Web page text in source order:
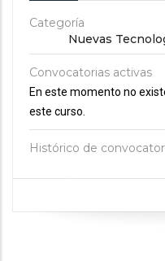
Categoría
Nuevas
Convocatorias activas
En este momento no
este curso.
Histórico de